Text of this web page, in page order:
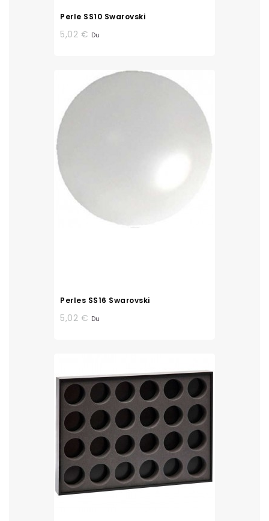
Perle SS10 Swarovski
5,02 € Du
Perles SS16 Swarovski
5,02 € Du